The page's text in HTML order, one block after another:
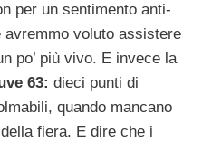
per un sentimento anti-
voluto assistere
po’ più vivo. E invece la
63: dieci punti di
quando mancano
fiera. E dire che i